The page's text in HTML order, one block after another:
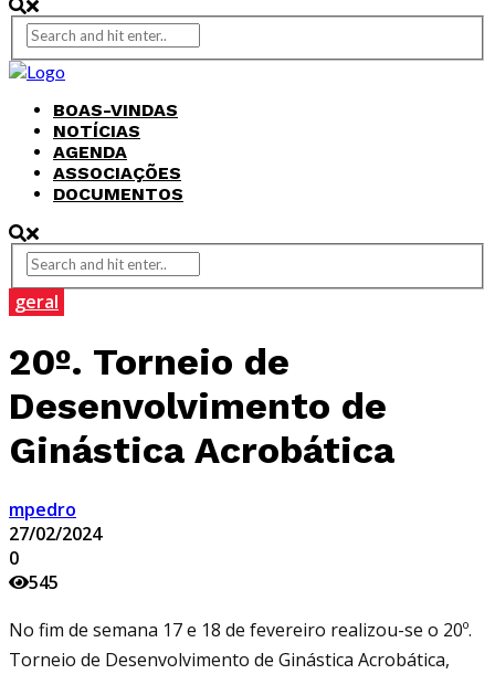
BOAS-VINDAS
NOTÍCIAS
AGENDA
ASSOCIAÇÕES
DOCUMENTOS
geral
20º. Torneio de
Desenvolvimento de
Ginástica Acrobática
mpedro
27/02/2024
0
545
No fim de semana 17 e 18 de fevereiro realizou-se o 20º.
Torneio de Desenvolvimento de Ginástica Acrobática,